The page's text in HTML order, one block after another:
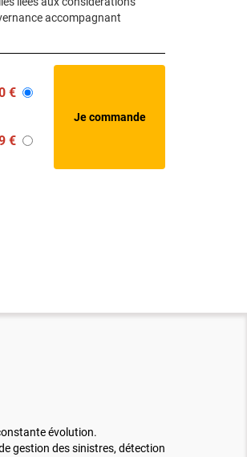
accompagnant
€
€
évolution.
gestion des sinistres, détection